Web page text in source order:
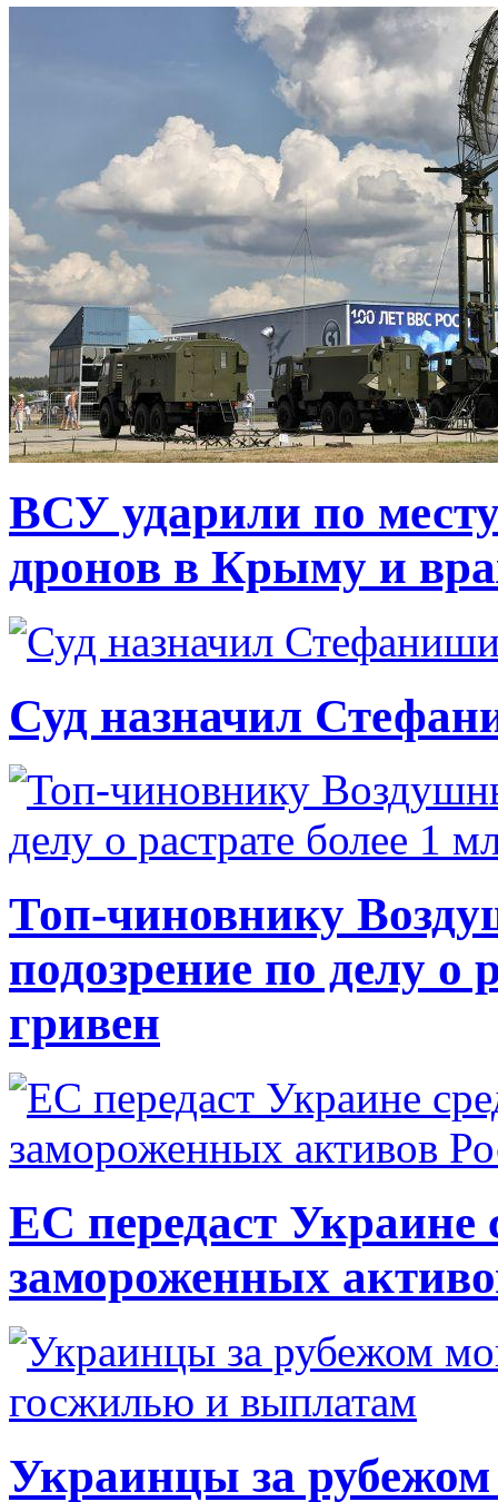
ВСУ ударили по
дронов в Крыму и
Суд назначил
Топ-чиновнику
подозрение по делу о
гривен
ЕС передаст Украине
замороженных
Украинцы за рубежом